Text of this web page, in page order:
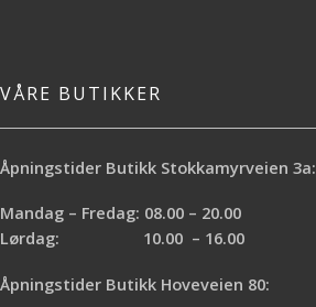
VÅRE BUTIKKER
Åpningstider Butikk Stokkamyrveien 3a:
Mandag – Fredag: 08.00 – 20.00
Lørdag: 10.00 – 16.00
Åpningstider Butikk Hoveveien 80: